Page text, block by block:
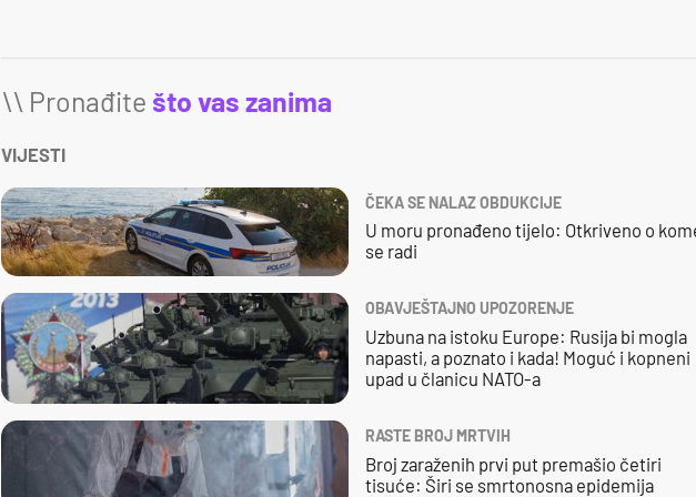
\\ Pronađite što vas zanima
VIJESTI
ČEKA SE NALAZ OBDUKCIJE
U moru pronađeno tijelo: Otkriveno o
se radi
OBAVJEŠTAJNO UPOZORENJE
Uzbuna na istoku Europe: Rusija bi mogla
napasti, a poznato i kada! Moguć i kopneni
upad u članicu NATO-a
RASTE BROJ MRTVIH
Broj zaraženih prvi put premašio četiri
tisuće: Širi se smrtonosna epidemija